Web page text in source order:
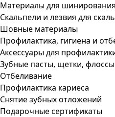
Материалы для шинирования
Скальпели и лезвия для
Шовные материалы
Профилактика, гигиена и
Аксессуары для
Зубные пасты, щетки,
Отбеливание
Профилактика кариеса
Снятие зубных отложений
Подарочные сертификаты